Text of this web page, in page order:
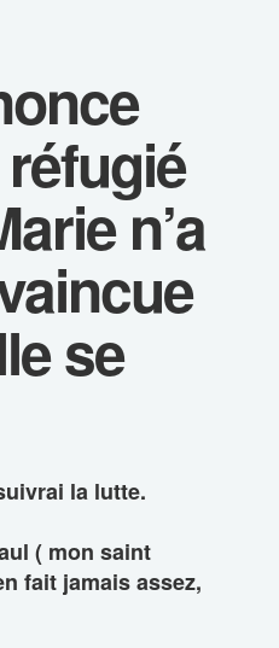
n’a
se
la lutte.
( mon saint
fait jamais assez,